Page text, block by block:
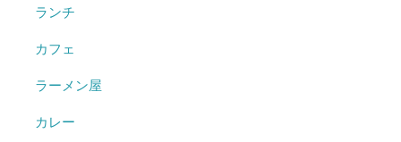
ランチ
カフェ
ラーメン屋
カレー